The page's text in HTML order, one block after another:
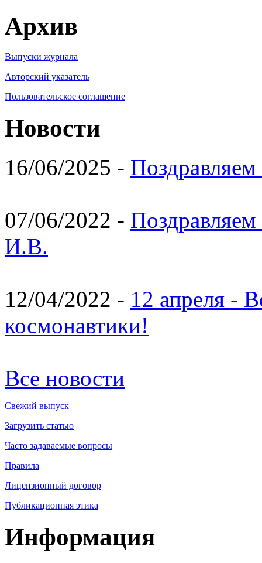
Архив
Выпуски журнала
Авторский указатель
Пользовательское соглашение
Новости
16/06/2025 -
07/06/2022 -
И.В.
12/04/2022 - 12 апреля -
космонавтики!
Все новости
Свежий выпуск
Загрузить статью
Часто задаваемые вопросы
Правила
Лицензионный договор
Публикационная этика
Информация